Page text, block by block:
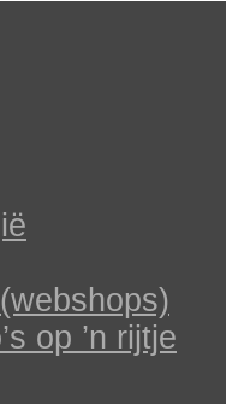
op ’n rijtje